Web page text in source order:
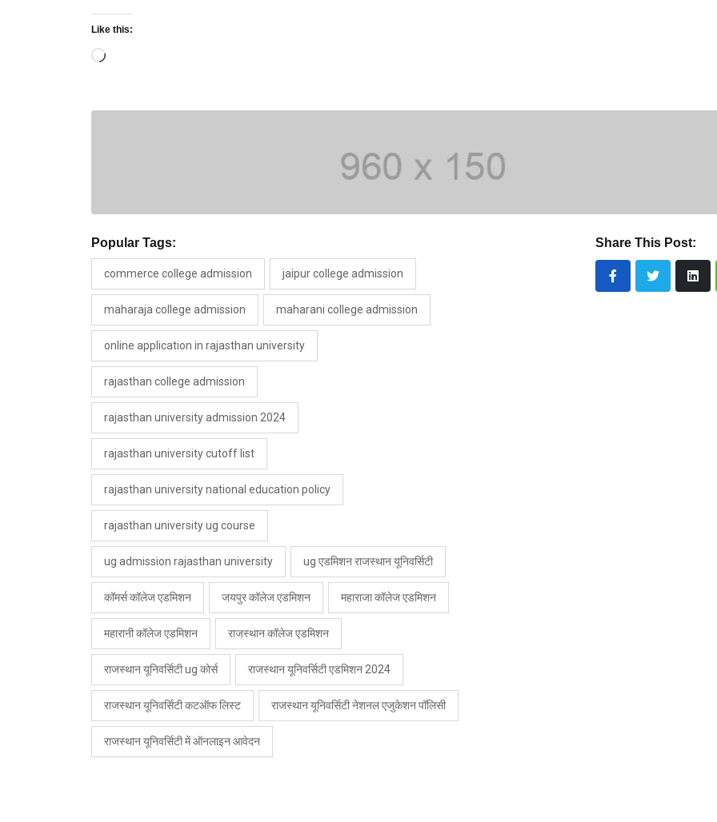
Like this:
Loading…
Popular Tags:
commerce college admission jaipur college admission
maharaja college admission maharani college admission
online application in rajasthan university
rajasthan college admission
rajasthan university admission 2024
rajasthan university cutoff list
rajasthan university national education policy
rajasthan university ug course
ug admission rajasthan university ug एडमिशन राजस्थान यूनिवर्सिटी
कॉमर्स कॉलेज एडमिशन जयपुर कॉलेज एडमिशन महाराजा कॉलेज एडमिशन
महारानी कॉलेज एडमिशन राजस्थान कॉलेज एडमिशन
राजस्थान यूनिवर्सिटी ug कोर्स राजस्थान यूनिवर्सिटी एडमिशन 2024
राजस्थान यूनिवर्सिटी कटऑफ लिस्ट राजस्थान यूनिवर्सिटी नेशनल एजुकेशन पॉलिसी
राजस्थान यूनिवर्सिटी में ऑनलाइन आवेदन
Share This Post: